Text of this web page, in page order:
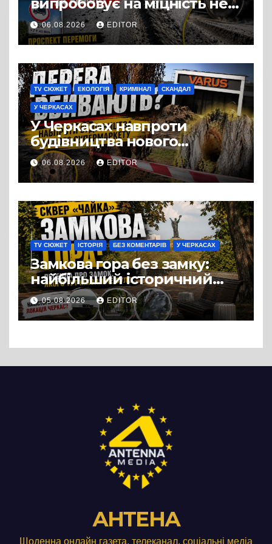
лише людей, а й дороги
Черкас
06.08.2026 EDITOR
TV СЮЖЕТ ЕКОЛОГІЯ КРИМІНАЛ СКАНДАЛ
У ЧЕРКАСАХ
У Черкасах навпроти
будівництва нового
супермаркету VARUS на
проспекті Перемоги всохли
дерева. І це навряд чи
можна назвати
випадковістю
06.08.2026 EDITOR
TV СЮЖЕТ ІСТОРІЯ БЕЗ КОМЕНТАРІВ У ЧЕРКАСАХ
Замкова гора без замку:
найбільший історичний
міф Черкас
05.08.2026 EDITOR
АНТЕНА
Щоденна онлайн газета, телеканал, соціальні медіа